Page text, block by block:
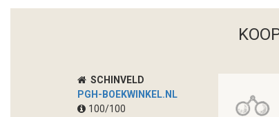
SCHINVELD
PGH-BOEKWINKEL.NL
100/100